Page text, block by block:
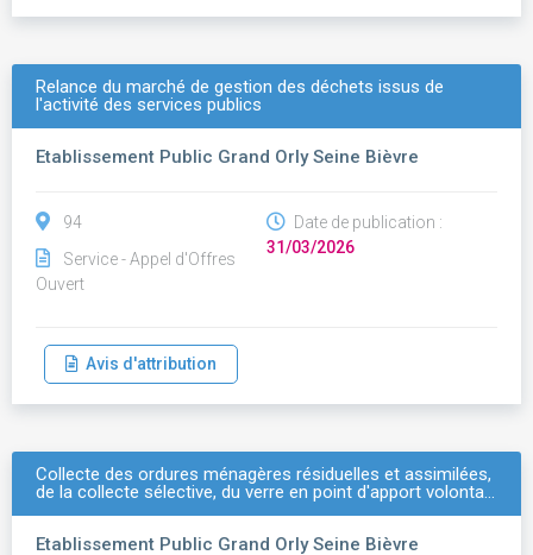
Relance du marché de gestion des déchets issus de
l'activité des services publics
Etablissement Public Grand Orly Seine Bièvre
94
Service - Appel d'Offres
Ouvert
Date de publication :
31/03/2026
Avis d'attribution
Collecte des ordures ménagères résiduelles et assimilées,
de la collecte sélective, du verre en point d'apport volonta…
Etablissement Public Grand Orly Seine Bièvre